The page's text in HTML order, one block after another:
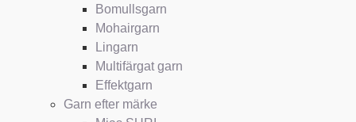
Bomullsgarn
Mohairgarn
Lingarn
Multifärgat garn
Effektgarn
Garn efter märke